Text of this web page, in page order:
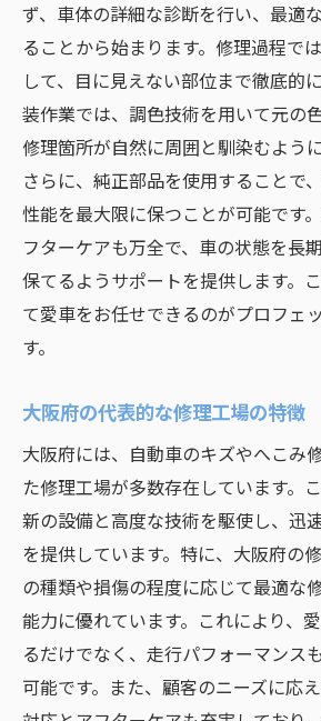
ず、車体の詳細な診断を行い、最適
ることから始まります。修理過程で
して、目に見えない部位まで徹底的
装作業では、調色技術を用いて元の
修理箇所が自然に周囲と馴染むよう
さらに、純正部品を使用することで
性能を最大限に保つことが可能です
フターケアも万全で、車の状態を長
保てるようサポートを提供します。
て愛車をお任せできるのがプロフェ
す。
大阪府の代表的な修理工場の特徴
大阪府には、自動車のキズやへこみ
た修理工場が多数存在しています。
新の設備と高度な技術を駆使し、迅
を提供しています。特に、大阪府の
の種類や損傷の程度に応じて最適な
能力に優れています。これにより、
るだけでなく、走行パフォーマンス
可能です。また、顧客のニーズに応